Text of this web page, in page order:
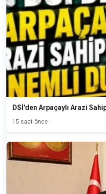
DSİ'den Arpaçaylı Arazi
15 saat önce